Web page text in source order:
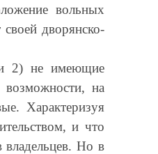
вольных
дворянско-
и 2) не имеющие
возможности, на
Характеризуя
и что
владельцев. Но в